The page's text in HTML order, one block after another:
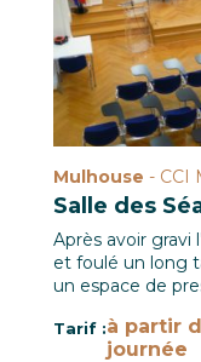
Mulhouse - CCI
Salle des
Après avoir gravi
et foulé un long
un espace de
Tarif :à partir
journée